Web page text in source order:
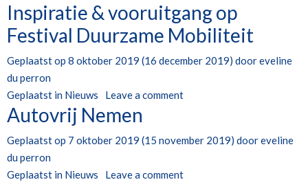
Inspiratie & vooruitgang op
Festival Duurzame Mobiliteit
Geplaatst op 8 oktober 2019 (16 december 2019) dooreveline
du perron
Geplaatst in Nieuws Leave a comment
Autovrij Nemen
Geplaatst op 7 oktober 2019 (15 november 2019) dooreveline
du perron
Geplaatst in Nieuws Leave a comment